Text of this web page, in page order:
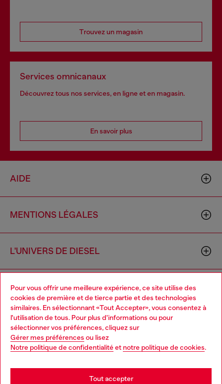
Pour vous offrir une meilleure expérience, ce site utilise des
cookies de première et de tierce partie et des technologies
similaires. En sélectionnant «Tout Accepter», vous consentez à
l'utilisation de tous. Pour plus d'informations ou pour
sélectionner vos préférences, cliquez sur
Gérer mes préférences ou lisez
Notre politique de confidentialitéet notre politique de cookies.
Tout accepter
Trouvez un magasin
Services omnicanaux
Découvrez tous nos services, en ligne et en magasin.
En savoir plus
AIDE
MENTIONS LÉGALES
L'UNIVERS DE DIESEL
CORPORATE
Country: BE Language: FR
Choose your location
You are currently browsing Belgique website, but it seems you
may be based in United States